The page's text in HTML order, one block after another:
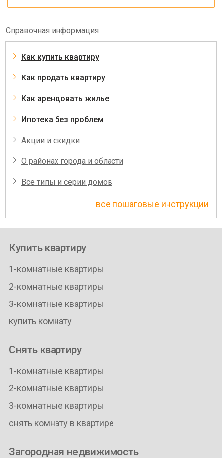
Справочная информация
Как купить квартиру
Как продать квартиру
Как арендовать жилье
Ипотека без проблем
Акции и скидки
О районах города и области
Все типы и серии домов
все пошаговые инструкции
Купить квартиру
1-комнатные квартиры
2-комнатные квартиры
3-комнатные квартиры
купить комнату
Снять квартиру
1-комнатные квартиры
2-комнатные квартиры
3-комнатные квартиры
снять комнату в квартире
Загородная недвижимость